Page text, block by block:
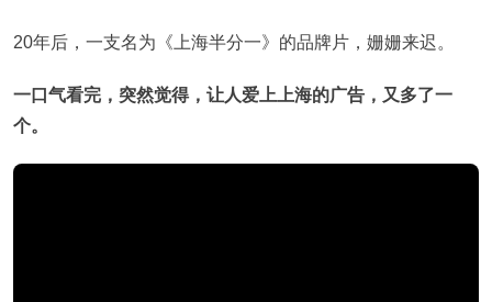
20年后，一支名为《上海半分一》的品牌片，姗姗来迟。
一口气看完，突然觉得，让人爱上上海的广告，又多了一
个。